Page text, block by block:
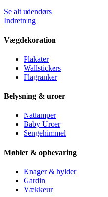
Se alt udendørs
Indretning
Vægdekoration
Plakater
Wallstickers
Flagranker
Belysning & uroer
Natlamper
Baby Uroer
Sengehimmel
Møbler & opbevaring
Knager & hylder
Gardin
Vækkeur